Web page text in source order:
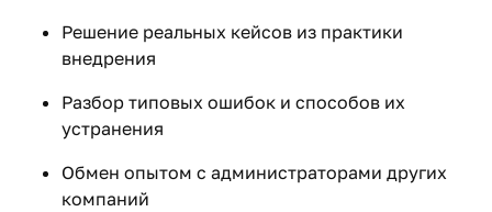
Решение реальных кейсов из практики
внедрения
Разбор типовых ошибок и способов их
устранения
Обмен опытом с администраторами других
компаний